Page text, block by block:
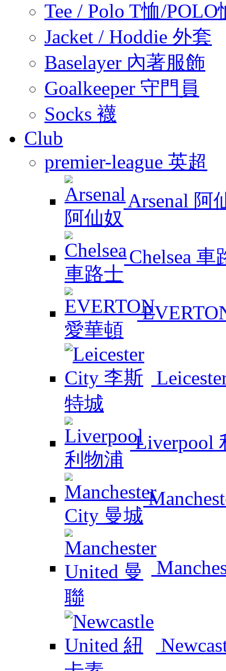
Tee / Polo T恤/POLO
Jacket / Hoddie 外套
Baselayer 內著服飾
Goalkeeper 守門員
Socks 襪
Club
premier-league 英超
Arsenal 阿
Chelsea 車
Liverpool